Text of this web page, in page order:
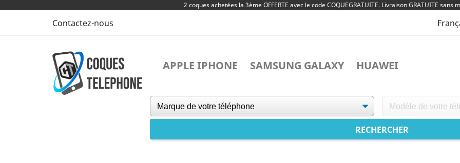
2 coques achetées la 3ème OFFERTE avec le code COQUEGRATUITE. Livraison GRATUITE sans
Contactez-nous
APPLE IPHONE SAMSUNG GALAXY HUAWEI